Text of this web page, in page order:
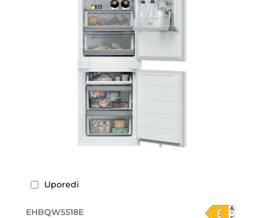
Uporedi
EHBQW5518E